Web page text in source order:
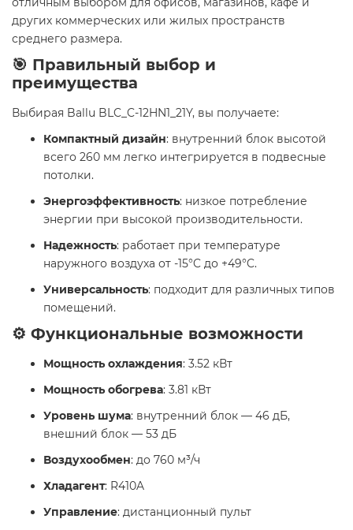
других коммерческих или жилых пространств
среднего размера.
🎯 Правильный выбор и
преимущества
Выбирая Ballu BLC_C-12HN1_21Y, вы получаете:
Компактный дизайн: внутренний блок высотой
всего 260 мм легко интегрируется в подвесные
потолки.
Энергоэффективность: низкое потребление
энергии при высокой производительности.
Надежность: работает при температуре
наружного воздуха от -15°C до +49°C.
Универсальность: подходит для различных типов
помещений.
⚙️ Функциональные возможности
Мощность охлаждения: 3.52 кВт
Мощность обогрева: 3.81 кВт
Уровень шума: внутренний блок — 46 дБ,
внешний блок — 53 дБ
Воздухообмен: до 760 м³/ч
Хладагент: R410A
Управление: дистанционный пульт